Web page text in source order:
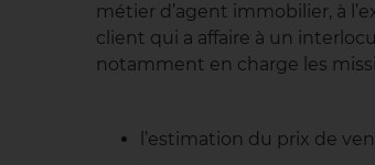
métier d’agent immobilier, à
client qui a affaire à un
notamment en charge les
l’estimation du prix de